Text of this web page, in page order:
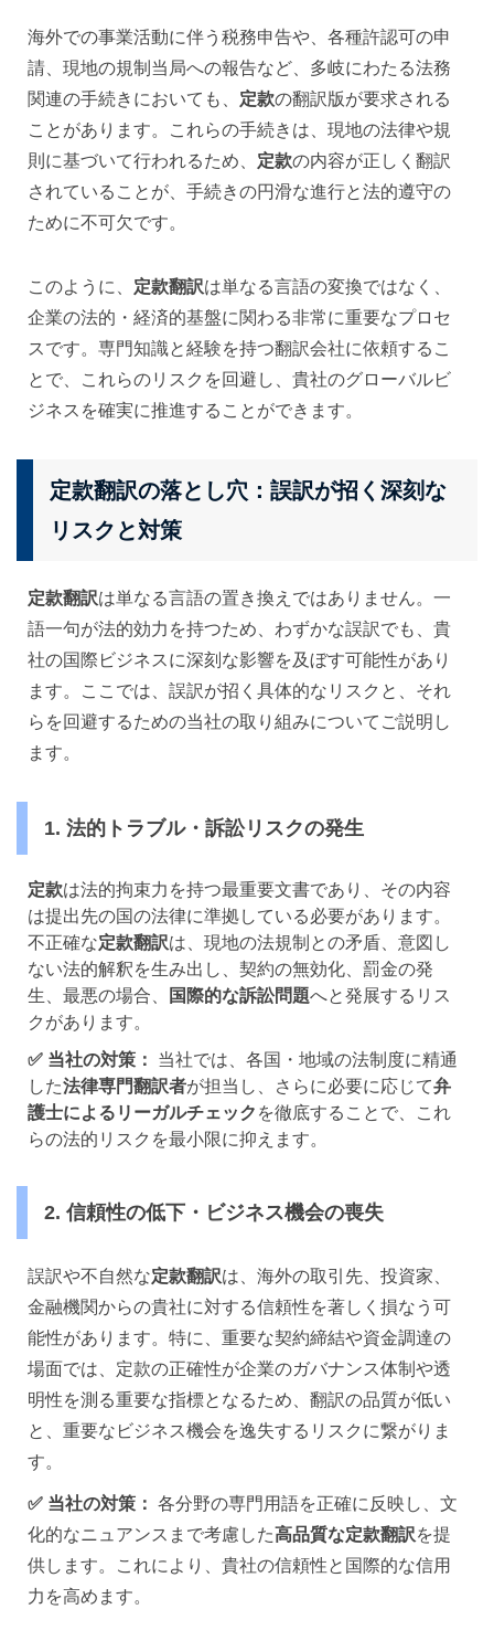
海外での事業活動に伴う税務申告や、各種許認可の申
請、現地の規制当局への報告など、多岐にわたる法務
関連の手続きにおいても、 定款の翻訳版が要求される
ことがあります。これらの手続きは、現地の法律や規
則に基づいて行われるため、 定款の内容が正しく翻訳
されていることが、手続きの円滑な進行と法的遵守の
ために不可欠です。
このように、 定款翻訳は単なる言語の変換ではなく、
企業の法的・経済的基盤に関わる非常に重要なプロセ
スです。専門知識と経験を持つ翻訳会社に依頼するこ
とで、これらのリスクを回避し、貴社のグローバルビ
ジネスを確実に推進することができます。
定款翻訳の落とし穴：誤訳が招く深刻な
リスクと対策
定款翻訳は単なる言語の置き換えではありません。一
語一句が法的効力を持つため、わずかな誤訳でも、貴
社の国際ビジネスに深刻な影響を及ぼす可能性があり
ます。ここでは、誤訳が招く具体的なリスクと、それ
らを回避するための当社の取り組みについてご説明し
ます。
1. 法的トラブル・訴訟リスクの発生
定款は法的拘束力を持つ最重要文書であり、その内容
は提出先の国の法律に準拠している必要があります。
不正確な定款翻訳は、現地の法規制との矛盾、意図し
ない法的解釈を生み出し、契約の無効化、罰金の発
生、最悪の場合、
国際的な訴訟問題へと発展するリス
クがあります。
✅ 当社の対策：
当社では、各国・地域の法制度に精通
した法律専門翻訳者が担当し、さらに必要に応じて弁
護士によるリーガルチェック を徹底することで、これ
らの法的リスクを最小限に抑えます。
2. 信頼性の低下・ビジネス機会の喪失
誤訳や不自然な定款翻訳は、海外の取引先、投資家、
金融機関からの貴社に対する信頼性を著しく損なう可
能性があります。特に、重要な契約締結や資金調達の
場面では、定款の正確性が企業のガバナンス体制や透
明性を測る重要な指標となるため、翻訳の品質が低い
と、重要なビジネス機会を逸失するリスクに繋がりま
す。
✅ 当社の対策： 各分野の専門用語を正確に反映し、文
化的なニュアンスまで考慮した高品質な定款翻訳を提
供します。これにより、貴社の信頼性と国際的な信用
力を高めます。